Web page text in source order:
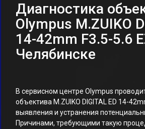
Диагностика
Olympus M.ZUIKO
14-42mm F3.5-5.6
Челябинске
В сервисном центре Olympus
объектива M.ZUIKO DIGITAL ED 14-
выявления и устранения
Причинами, требующими такую